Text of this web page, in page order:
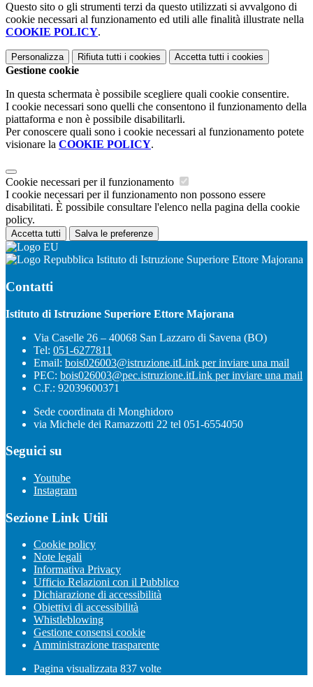
Questo sito o gli strumenti terzi da questo utilizzati si avvalgono di
cookie necessari al funzionamento ed utili alle finalità illustrate nella
COOKIE POLICY.
Personalizza Rifiuta tutti i cookies Accetta tutti i cookies
Gestione cookie
In questa schermata è possibile scegliere quali cookie consentire.
I cookie necessari sono quelli che consentono il funzionamento della
piattaforma e non è possibile disabilitarli.
Per conoscere quali sono i cookie necessari al funzionamento potete
visionare la COOKIE POLICY.
Cookie necessari per il funzionamento
I cookie necessari per il funzionamento non possono essere
disabilitati. È possibile consultare l'elenco nella pagina della cookie
policy.
Accetta tutti Salva le preferenze
Istituto di Istruzione Superiore Ettore Majorana
Contatti
Istituto di Istruzione Superiore Ettore Majorana
Via Caselle 26 – 40068 San Lazzaro di Savena (BO)
Tel: 051-6277811
Email: bois026003@istruzione.itLink per inviare una mail
PEC: bois026003@pec.istruzione.itLink per inviare una mail
C.F.: 92039600371
Sede coordinata di Monghidoro
via Michele dei Ramazzotti 22 tel 051-6554050
Seguici su
Youtube
Instagram
Sezione Link Utili
Cookie policy
Note legali
Informativa Privacy
Ufficio Relazioni con il Pubblico
Dichiarazione di accessibilità
Obiettivi di accessibilità
Whistleblowing
Gestione consensi cookie
Amministrazione trasparente
Pagina visualizzata 837 volte